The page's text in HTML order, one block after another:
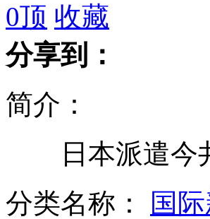
罐车翻倒洒沥青 牢牢粘住4辆车
航母入列对钓鱼岛局势有何影响?
0顶 收藏
分享到：
简介：
日本派遣今井
分类名称：
国